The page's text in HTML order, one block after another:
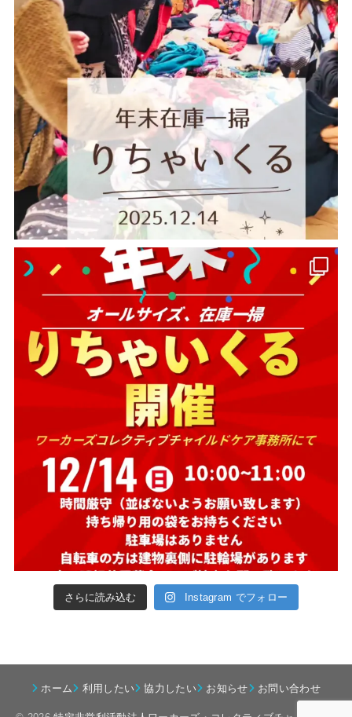
さらに読み込む Instagram でフォロー
ホーム 利用したい 協力したい お知らせ お問い合わせ